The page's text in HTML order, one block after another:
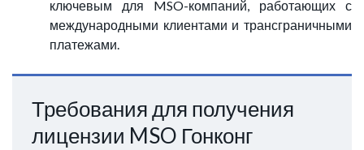
ключевым для MSO-компаний, работающих с
международными клиентами и трансграничными
платежами.
Требования для получения
лицензии MSO Гонконг